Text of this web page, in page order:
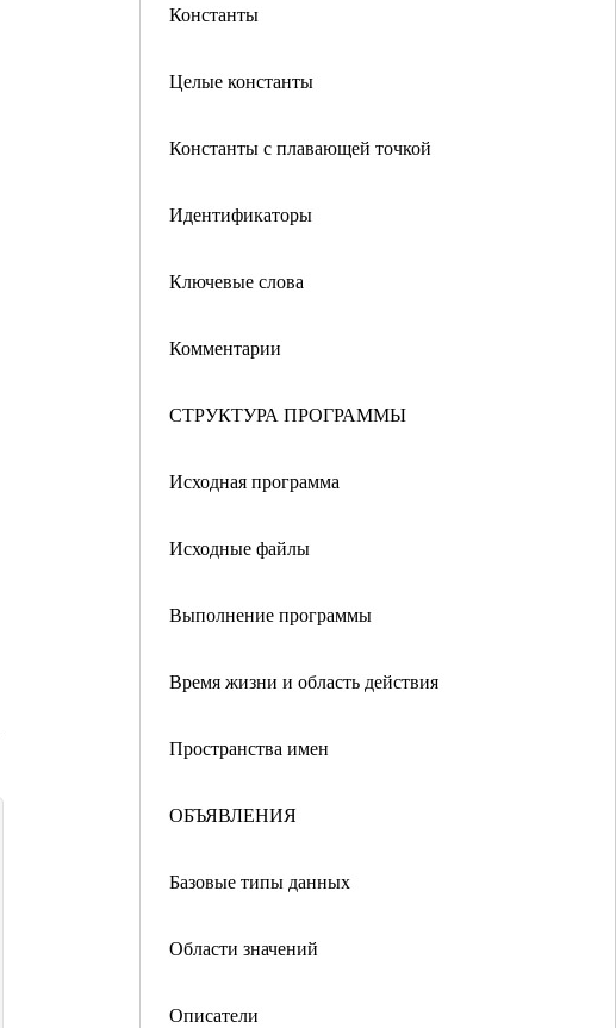
Константы
Целые константы
Константы с плавающей точкой
Идентификаторы
Ключевые слова
Комментарии
СТРУКТУРА ПРОГРАММЫ
Исходная программа
Исходные файлы
Выполнение программы
Время жизни и область действия
Пространства имен
ОБЪЯВЛЕНИЯ
Базовые типы данных
Области значений
Описатели